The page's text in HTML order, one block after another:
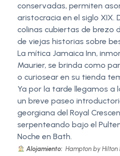
conservadas, permiten
aristocracia en el siglo XIX.
colinas cubiertas de brezo
de viejas historias sobre
La mítica Jamaica Inn,
Maurier, se brinda como
o curiosear en su tienda
Ya por la tarde llegamos a
un breve paseo
georgiana del Royal
serpenteando bajo el
Noche en Bath.
Alojamiento: Hampton by Hilton